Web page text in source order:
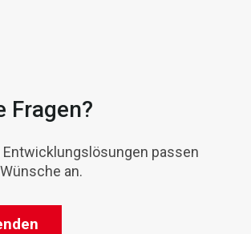
Fragen?
passen
an.